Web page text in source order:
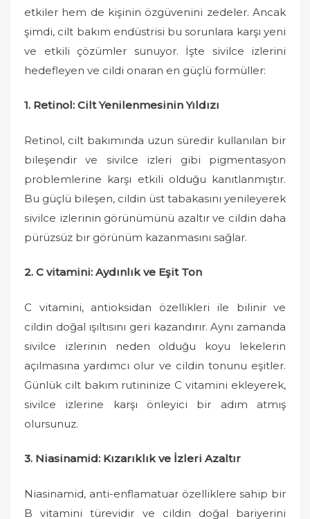
etkiler hem de kişinin özgüvenini zedeler. Ancak
şimdi, cilt bakım endüstrisi bu sorunlara karşı yeni
ve etkili çözümler sunuyor. İşte sivilce izlerini
hedefleyen ve cildi onaran en güçlü formüller:
1. Retinol: Cilt Yenilenmesinin Yıldızı
Retinol, cilt bakımında uzun süredir kullanılan bir
bileşendir ve sivilce izleri gibi pigmentasyon
problemlerine karşı etkili olduğu kanıtlanmıştır.
Bu güçlü bileşen, cildin üst tabakasını yenileyerek
sivilce izlerinin görünümünü azaltır ve cildin daha
pürüzsüz bir görünüm kazanmasını sağlar.
2. C vitamini: Aydınlık ve Eşit Ton
C vitamini, antioksidan özellikleri ile bilinir ve
cildin doğal ışıltısını geri kazandırır. Aynı zamanda
sivilce izlerinin neden olduğu koyu lekelerin
açılmasına yardımcı olur ve cildin tonunu eşitler.
Günlük cilt bakım rutininize C vitamini ekleyerek,
sivilce izlerine karşı önleyici bir adım atmış
olursunuz.
3. Niasinamid: Kızarıklık ve İzleri Azaltır
Niasinamid, anti-enflamatuar özelliklere sahip bir
B vitamini türevidir ve cildin doğal bariyerini